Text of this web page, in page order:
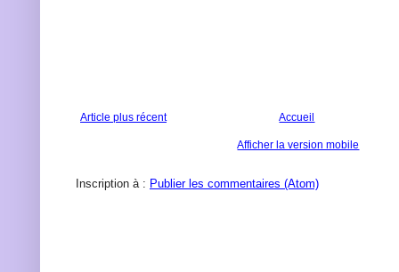
Article plus récent Accueil
Afficher la version mobile
Inscription à : Publier les commentaires (Atom)